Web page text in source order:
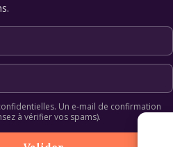
Un e-mail de confirmation
à vérifier vos spams).